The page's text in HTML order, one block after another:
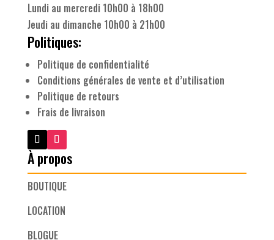
Lundi au mercredi 10h00 à 18h00
Jeudi au dimanche 10h00 à 21h00
Politiques:
Politique de confidentialité
Conditions générales de vente et d’utilisation
Politique de retours
Frais de livraison
À propos
BOUTIQUE
LOCATION
BLOGUE